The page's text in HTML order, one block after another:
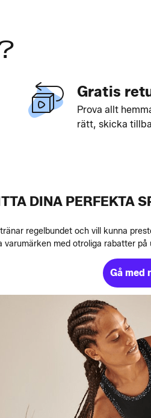
Gratis
Prova allt
rätt, skicka
DINA PERFEKTA
regelbundet och vill kunna
med otroliga rabatter
Gå med